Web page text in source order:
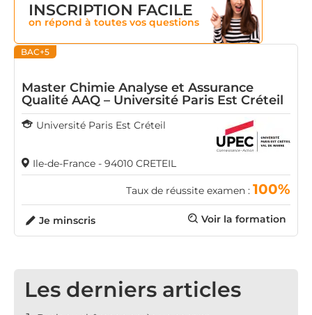
INSCRIPTION FACILE
on répond à toutes vos questions
BAC+5
Master Chimie Analyse et Assurance
Qualité AAQ – Université Paris Est Créteil
Université Paris Est Créteil
Ile-de-France - 94010 CRETEIL
Taux de réussite examen : 100%
Voir la formation
Je minscris
Les derniers articles